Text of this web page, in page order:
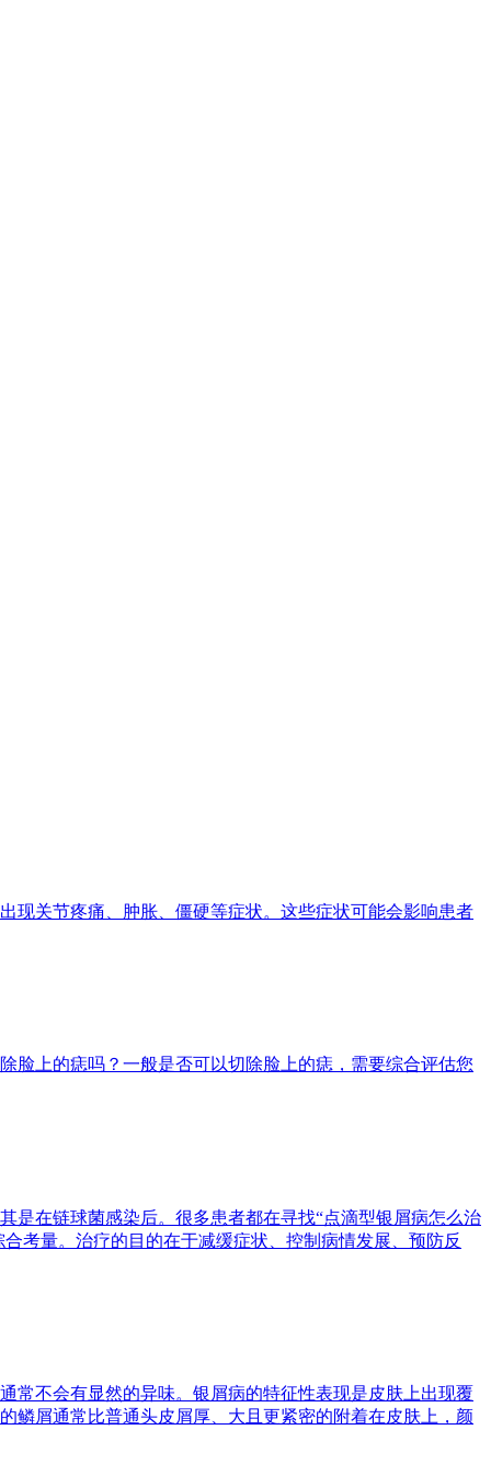
现关节疼痛、肿胀、僵硬等症状。这些症状可能会影响患者
脸上的痣吗？一般是否可以切除脸上的痣，需要综合评估您
是在链球菌感染后。很多患者都在寻找“点滴型银屑病怎么治
考量。治疗的目的在于减缓症状、控制病情发展、预防反
常不会有显然的异味。银屑病的特征性表现是皮肤上出现覆
鳞屑通常比普通头皮屑厚、大且更紧密的附着在皮肤上，颜